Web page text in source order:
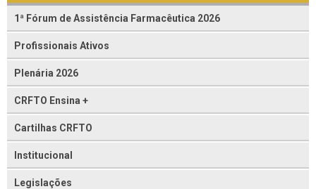
1ª Fórum de Assistência Farmacêutica 2026
Profissionais Ativos
Plenária 2026
CRFTO Ensina +
Cartilhas CRFTO
Institucional
Legislações